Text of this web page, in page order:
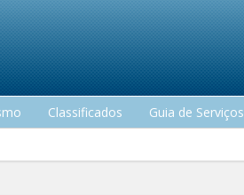
Classificados
Guia de Serviços